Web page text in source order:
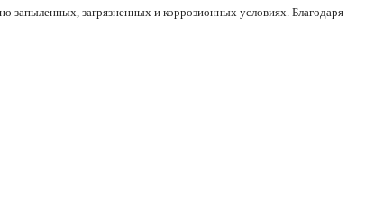
запыленных, загрязненных и коррозионных условиях. Благодаря